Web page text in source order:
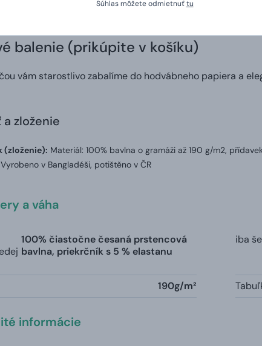
Súhlas môžete odmietnuťtu
vlastnej potlače. Vy nám zadáte tričko vašich snov a
balenie (prikúpite v košíku)
vám starostlivo zabalíme do hodvábneho papiera a
zloženie
(zloženie): Materiál: 100% bavlna o gramáži až 190 g/m2,
Vyrobeno v Bangladéši, potištěno v ČR
a váha
100% čiastočne česaná prstencová
bavlna, priekrčník s 5 % elastanu
iba
190g/m²
informácie